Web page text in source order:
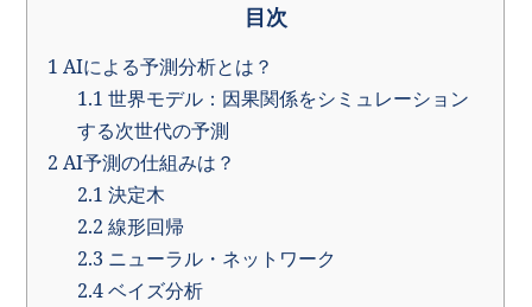
目次
1 AIによる予測分析とは？
1.1 世界モデル：因果関係をシミュレーション
する次世代の予測
2 AI予測の仕組みは？
2.1 決定木
2.2 線形回帰
2.3 ニューラル・ネットワーク
2.4ベイズ分析